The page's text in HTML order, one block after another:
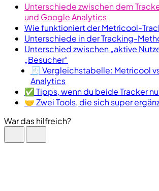
Unterschiede zwischen dem
und Google Analytics
Wie funktioniert der Metricool-
Unterschiede in der Tracking-
Unterschied zwischen „aktive
„Besucher“
🧾 Vergleichstabelle: Metricool
Analytics
✅ Tipps, wenn du beide Tracker
🤝 Zwei Tools, die sich super
War das hilfreich?